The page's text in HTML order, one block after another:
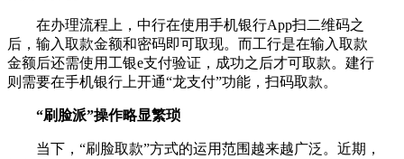
在办理流程上，中行在使用手机银行App扫二维码之
后，输入取款金额和密码即可取现。而工行是在输入取款
金额后还需使用工银e支付验证，成功之后才可取款。建行
则需要在手机银行上开通“龙支付”功能，扫码取款。
“刷脸派”操作略显繁琐
当下，“刷脸取款”方式的运用范围越来越广泛。近期，